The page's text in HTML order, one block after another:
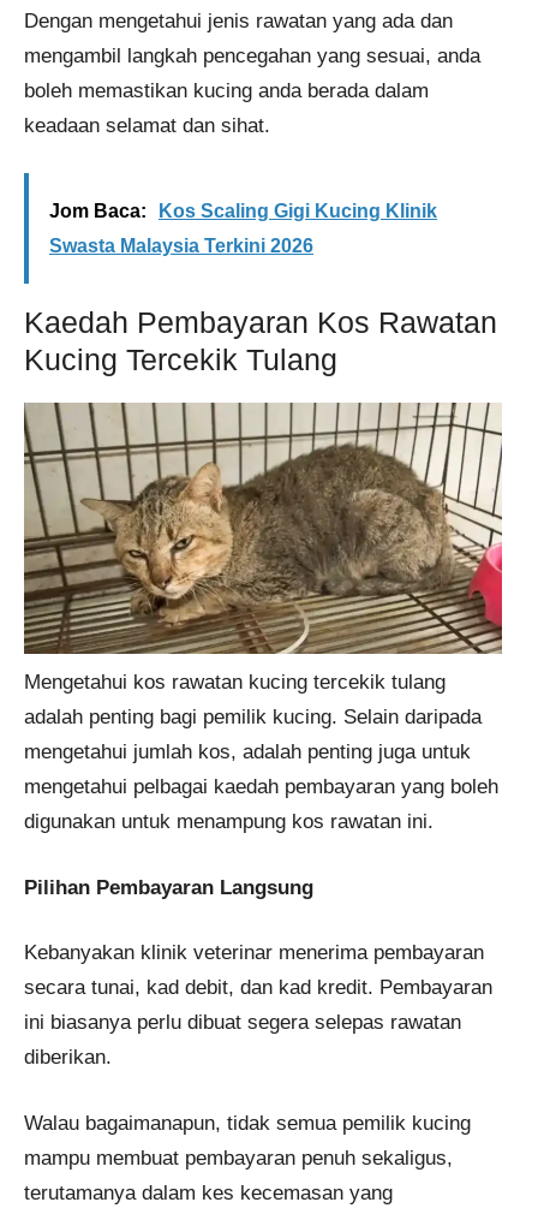
Dengan mengetahui jenis rawatan yang ada dan
mengambil langkah pencegahan yang sesuai, anda
boleh memastikan kucing anda berada dalam
keadaan selamat dan sihat.
Jom Baca:
Kos Scaling Gigi Kucing Klinik
Swasta Malaysia Terkini 2026
Kaedah Pembayaran Kos Rawatan
Kucing Tercekik Tulang
Mengetahui kos rawatan kucing tercekik tulang
adalah penting bagi pemilik kucing. Selain daripada
mengetahui jumlah kos, adalah penting juga untuk
mengetahui pelbagai kaedah pembayaran yang boleh
digunakan untuk menampung kos rawatan ini.
Pilihan Pembayaran Langsung
Kebanyakan klinik veterinar menerima pembayaran
secara tunai, kad debit, dan kad kredit. Pembayaran
ini biasanya perlu dibuat segera selepas rawatan
diberikan.
Walau bagaimanapun, tidak semua pemilik kucing
mampu membuat pembayaran penuh sekaligus,
terutamanya dalam kes kecemasan yang